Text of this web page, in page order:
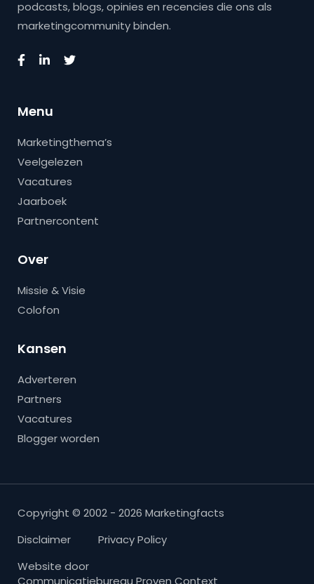
podcasts, blogs, opinies en recencies die ons als
marketingcommunity binden.
Menu
Marketingthema’s
Veelgelezen
Vacatures
Jaarboek
Partnercontent
Over
Missie & Visie
Colofon
Kansen
Adverteren
Partners
Vacatures
Blogger worden
Copyright © 2002 - 2026 Marketingfacts
Disclaimer
Privacy Policy
Website door
Communicatiebureau Proven Context